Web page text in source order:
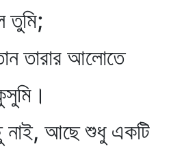
তারার আলোতে
নাই, আছে শুধু একটি